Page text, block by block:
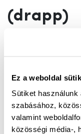
Ez a weboldal
Sütiket
szabásához,
valamint
közösségi média-,
(drapp)
A termék jelenleg
Mérettáblázat
Szállítási idő: